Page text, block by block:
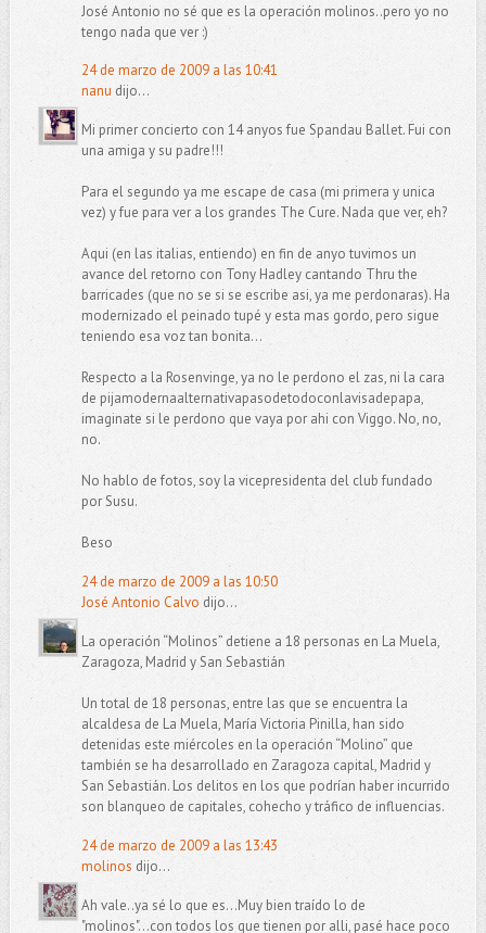
José Antonio no sé que es la operación molinos..pero yo no
tengo nada que ver :)
24 de marzo de 2009 a las 10:41
nanu dijo...
Mi primer concierto con 14 anyos fue Spandau Ballet. Fui con
una amiga y su padre!!!
Para el segundo ya me escape de casa (mi primera y unica
vez) y fue para ver a los grandes The Cure. Nada que ver, eh?
Aqui (en las italias, entiendo) en fin de anyo tuvimos un
avance del retorno con Tony Hadley cantando Thru the
barricades (que no se si se escribe asi, ya me perdonaras). Ha
modernizado el peinado tupé y esta mas gordo, pero sigue
teniendo esa voz tan bonita...
Respecto a la Rosenvinge, ya no le perdono el zas, ni la cara
de pijamodernaalternativapasodetodoconlavisadepapa,
imaginate si le perdono que vaya por ahi con Viggo. No, no,
no.
No hablo de fotos, soy la vicepresidenta del club fundado
por Susu.
Beso
24 de marzo de 2009 a las 10:50
José Antonio Calvo dijo...
La operación “Molinos” detiene a 18 personas en La Muela,
Zaragoza, Madrid y San Sebastián
Un total de 18 personas, entre las que se encuentra la
alcaldesa de La Muela, María Victoria Pinilla, han sido
detenidas este miércoles en la operación “Molino” que
también se ha desarrollado en Zaragoza capital, Madrid y
San Sebastián. Los delitos en los que podrían haber incurrido
son blanqueo de capitales, cohecho y tráfico de influencias.
24 de marzo de 2009 a las 13:43
molinos dijo...
Ah vale..ya sé lo que es...Muy bien traído lo de
"molinos"...con todos los que tienen por alli, pasé hace poco